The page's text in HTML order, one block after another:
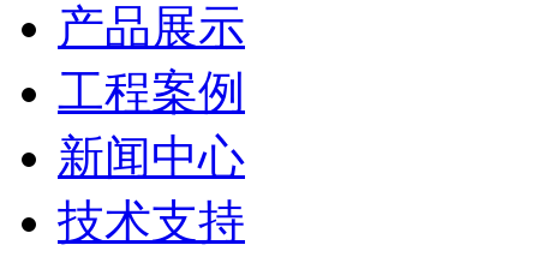
产品展示
工程案例
新闻中心
技术支持